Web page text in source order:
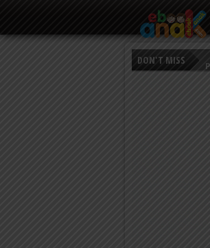
DON'T MISS